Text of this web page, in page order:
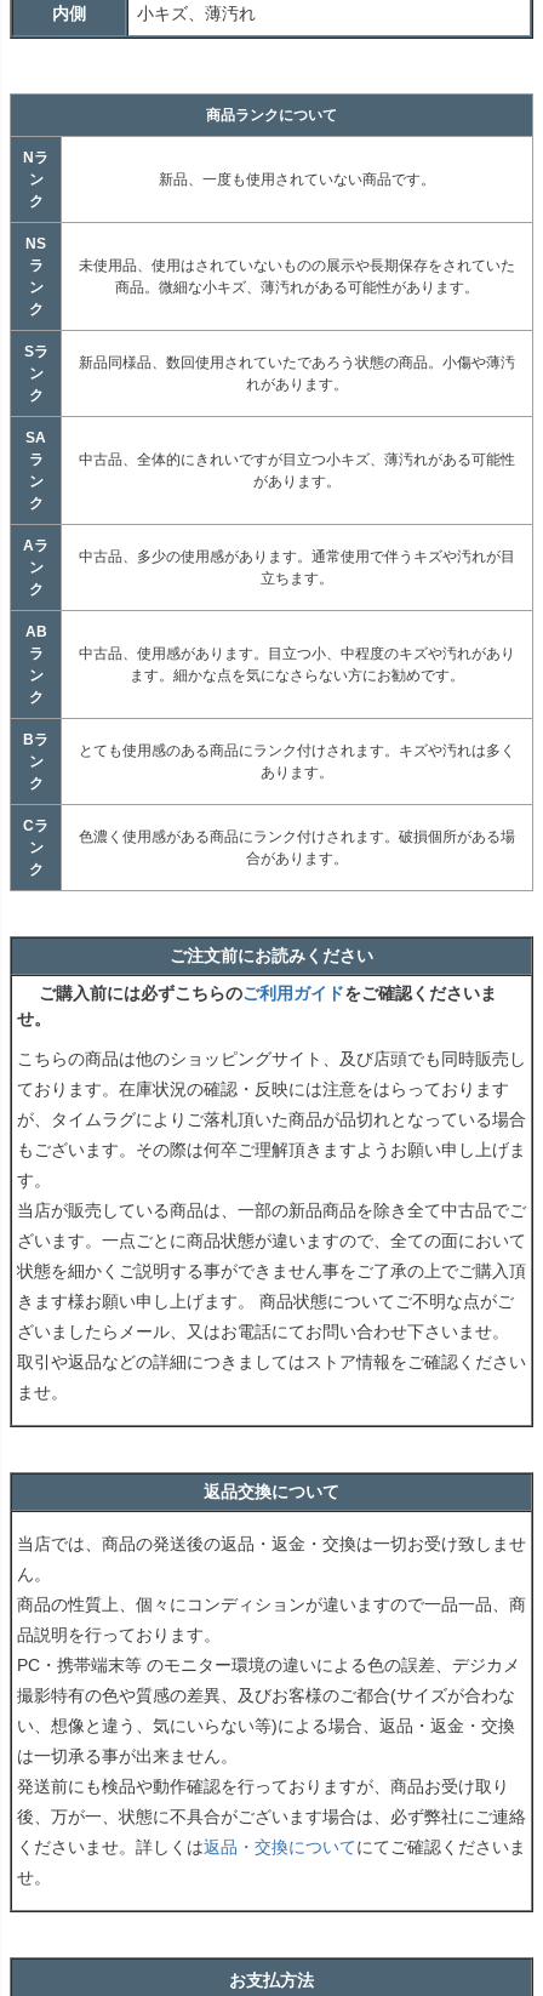
内側 小キズ、薄汚れ
商品ランクについて
Nラ
ン
ク
新品、一度も使用されていない商品です。
NS
ラ
ン
ク
未使用品、使用はされていないものの展示や長期保存をされていた
商品。微細な小キズ、薄汚れがある可能性があります。
Sラ
ン
ク
新品同様品、数回使用されていたであろう状態の商品。小傷や薄汚
れがあります。
SA
ラ
ン
ク
中古品、全体的にきれいですが目立つ小キズ、薄汚れがある可能性
があります。
Aラ
ン
ク
中古品、多少の使用感があります。通常使用で伴うキズや汚れが目
立ちます。
AB
ラ
ン
ク
中古品、使用感があります。目立つ小、中程度のキズや汚れがあり
ます。細かな点を気になさらない方にお勧めです。
Bラ
ン
ク
とても使用感のある商品にランク付けされます。キズや汚れは多く
あります。
Cラ
ン
ク
色濃く使用感がある商品にランク付けされます。破損個所がある場
合があります。
ご注文前にお読みください
ご購入前には必ずこちらのご利用ガイドをご確認くださいま
せ。
こちらの商品は他のショッピングサイト、及び店頭でも同時販売し
ております。在庫状況の確認・反映には注意をはらっております
が、タイムラグによりご落札頂いた商品が品切れとなっている場合
もございます。その際は何卒ご理解頂きますようお願い申し上げま
す。
当店が販売している商品は、一部の新品商品を除き全て中古品でご
ざいます。一点ごとに商品状態が違いますので、全ての面において
状態を細かくご説明する事ができません事をご了承の上でご購入頂
きます様お願い申し上げます。 商品状態についてご不明な点がご
ざいましたらメール、又はお電話にてお問い合わせ下さいませ。
取引や返品などの詳細につきましてはストア情報をご確認ください
ませ。
返品交換について
当店では、商品の発送後の返品・返金・交換は一切お受け致しませ
ん。
商品の性質上、個々にコンディションが違いますので一品一品、商
品説明を行っております。
PC・携帯端末等 のモニター環境の違いによる色の誤差、デジカメ
撮影特有の色や質感の差異、及びお客様のご都合(サイズが合わな
い、想像と違う、気にいらない等)による場合、返品・返金・交換
は一切承る事が出来ません。
発送前にも検品や動作確認を行っておりますが、商品お受け取り
後、万が一、状態に不具合がございます場合は、必ず弊社にご連絡
くださいませ。詳しくは返品・交換についてにてご確認くださいま
せ。
お支払方法